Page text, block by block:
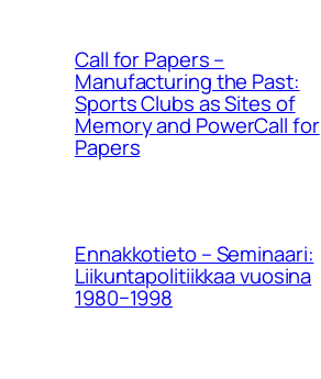
Call for Papers –
Manufacturing the Past:
Sports Clubs as Sites of
Memory and PowerCall for
Papers
Ennakkotieto – Seminaari:
Liikuntapolitiikkaa vuosina
1980−1998